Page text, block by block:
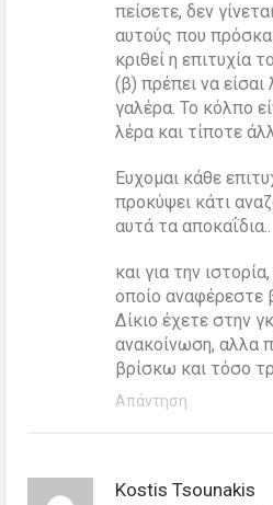
πείσετε, δεν
αυτούς που
κριθεί η επιτυχία
(β) πρέπει να
γαλέρα. Το κόλπο
λέρα και τίποτε
Ευχομαι κάθε
προκύψει κάτι
αυτά τα αποκαΐδια..
και για την
οποίο αναφέρεστε
Δίκιο έχετε στην
ανακοίνωση, αλλα
βρίσκω και τόσο
Απάντηση
Kostis Tsounakis